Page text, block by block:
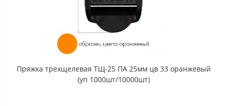
Пряжка трехщелевая ТЩ-25 ПА 25мм цв 33 оранжевый
(уп 1000шт/10000шт)